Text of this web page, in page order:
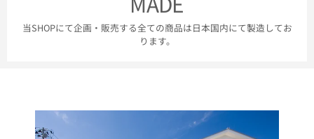
当SHOPにて企画・販売する全ての商品は日本国内にて製造してお
ります。